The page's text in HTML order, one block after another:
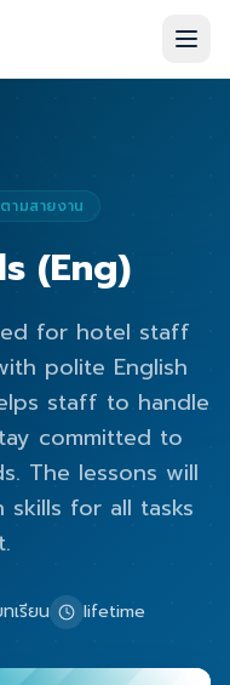
ามสายงาน
(Eng)
for hotel staff
polite English
staff to handle
committed to
The lessons will
for all tasks
เรียน lifetime